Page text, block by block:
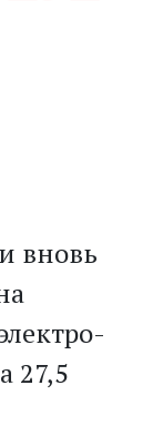
вновь
27,5